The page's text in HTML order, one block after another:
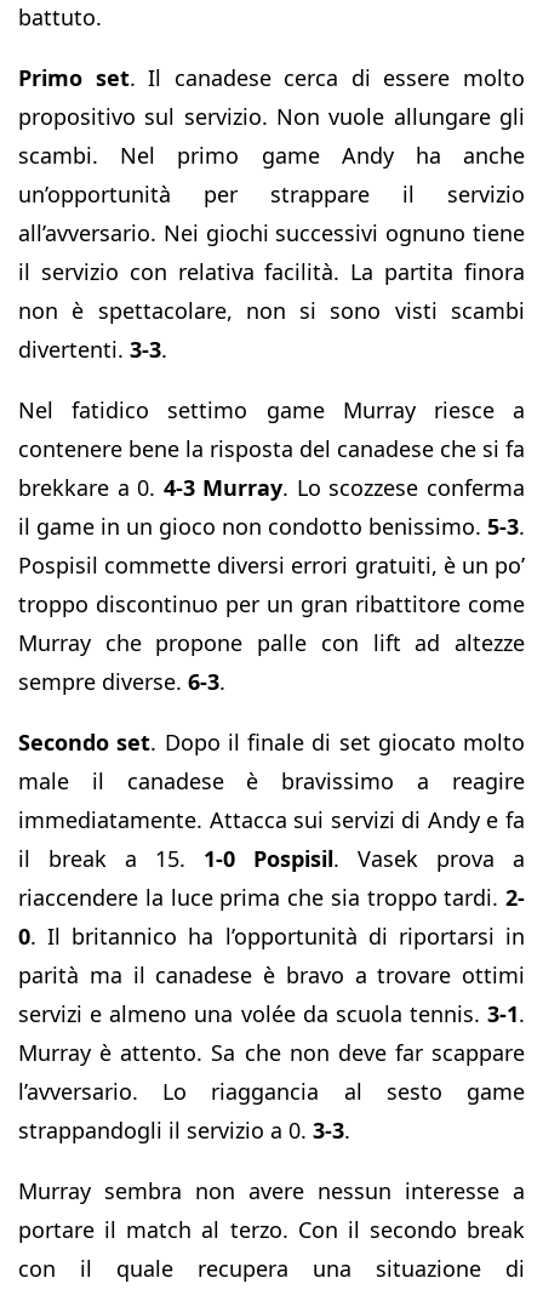
battuto.
Primo set. Il canadese cerca di essere molto
propositivo sul servizio. Non vuole allungare gli
scambi. Nel primo game Andy ha anche
un’opportunità per strappare il servizio
all’avversario. Nei giochi successivi ognuno tiene
il servizio con relativa facilità. La partita finora
non è spettacolare, non si sono visti scambi
divertenti. 3-3.
Nel fatidico settimo game Murray riesce a
contenere bene la risposta del canadese che si fa
brekkare a 0. 4-3 Murray. Lo scozzese conferma
il game in un gioco non condotto benissimo. 5-3.
Pospisil commette diversi errori gratuiti, è un po’
troppo discontinuo per un gran ribattitore come
Murray che propone palle con lift ad altezze
sempre diverse. 6-3.
Secondo set. Dopo il finale di set giocato molto
male il canadese è bravissimo a reagire
immediatamente. Attacca sui servizi di Andy e fa
il break a 15. 1-0 Pospisil. Vasek prova a
riaccendere la luce prima che sia troppo tardi. 2-
0. Il britannico ha l’opportunità di riportarsi in
parità ma il canadese è bravo a trovare ottimi
servizi e almeno una volée da scuola tennis. 3-1.
Murray è attento. Sa che non deve far scappare
l’avversario. Lo riaggancia al sesto game
strappandogli il servizio a 0. 3-3.
Murray sembra non avere nessun interesse a
portare il match al terzo. Con il secondo break
con il quale recupera una situazione di